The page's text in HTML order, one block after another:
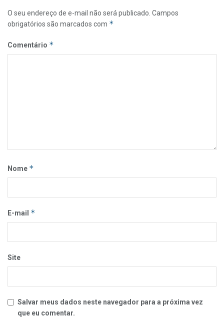
O seu endereço de e-mail não será publicado. Campos
obrigatórios são marcados com *
Comentário *
Nome *
E-mail *
Site
Salvar meus dados neste navegador para a próxima vez
que eu comentar.